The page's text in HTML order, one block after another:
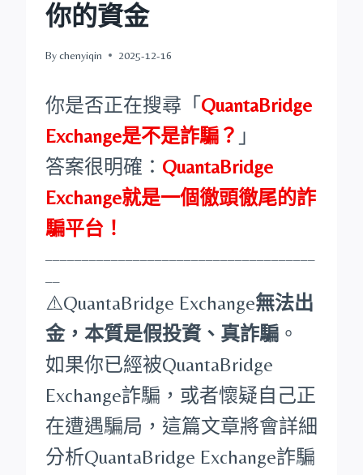
你的資金
Bychenyiqin 2025-12-16
你是否正在搜尋「 QuantaBridge
Exchange是不是詐騙？ 」
答案很明確： QuantaBridge
Exchange就是一個徹頭徹尾的詐
騙平台！
⚠️QuantaBridge Exchange無法出
金，本質是假投資、真詐騙 。
如果你已經被QuantaBridge
Exchange詐騙，或者懷疑自己正
在遭遇騙局，這篇文章將會詳細
分析QuantaBridge Exchange詐騙